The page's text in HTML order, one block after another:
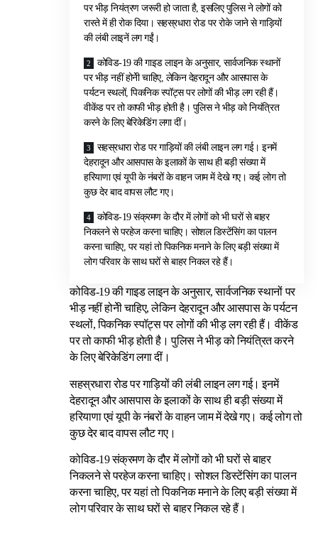
पर भीड़ नियंत्रण जरूरी हो जाता है, इसलिए पुलिस ने लोगों को
रास्ते में ही रोक दिया। सहस्रधारा रोड पर रोके जाने से गाड़ियों
की लंबी लाइनें लग गईं।
कोविड-19 की गाइड लाइन के अनुसार, सार्वजनिक स्थानों
पर भीड़ नहीं होनेी चाहिए, लेकिन देहरादून और आसपास के
पर्यटन स्थलों, पिकनिक स्पॉट्स पर लोगों की भीड़ लग रही हैं।
वीकेंड पर तो काफी भीड़ होती है। पुलिस ने भीड़ को नियंत्रित
करने के लिए बेरिकेडिंग लगा दीं।
सहस्रधारा रोड पर गाड़ियों की लंबी लाइन लग गई। इनमें
देहरादून और आसपास के इलाकों के साथ ही बड़ी संख्या में
हरियाणा एवं यूपी के नंबरों के वाहन जाम में देखे गए। कई लोग तो
कुछ देर बाद वापस लौट गए।
कोविड-19 संक्रमण के दौर में लोगों को भी घरों से बाहर
निकलने से परहेज करना चाहिए। सोशल डिस्टेंसिंग का पालन
करना चाहिए, पर यहां तो पिकनिक मनाने के लिए बड़ी संख्या में
लोग परिवार के साथ घरों से बाहर निकल रहे हैं।
कोविड-19 की गाइड लाइन के अनुसार, सार्वजनिक स्थानों पर
भीड़ नहीं होनेी चाहिए, लेकिन देहरादून और आसपास के पर्यटन
स्थलों, पिकनिक स्पॉट्स पर लोगों की भीड़ लग रही हैं। वीकेंड
पर तो काफी भीड़ होती है। पुलिस ने भीड़ को नियंत्रित करने
के लिए बेरिकेडिंग लगा दीं।
सहस्रधारा रोड पर गाड़ियों की लंबी लाइन लग गई। इनमें
देहरादून और आसपास के इलाकों के साथ ही बड़ी संख्या में
हरियाणा एवं यूपी के नंबरों के वाहन जाम में देखे गए। कई लोग तो
कुछ देर बाद वापस लौट गए।
कोविड-19 संक्रमण के दौर में लोगों को भी घरों से बाहर
निकलने से परहेज करना चाहिए। सोशल डिस्टेंसिंग का पालन
करना चाहिए, पर यहां तो पिकनिक मनाने के लिए बड़ी संख्या में
लोग परिवार के साथ घरों से बाहर निकल रहे हैं।